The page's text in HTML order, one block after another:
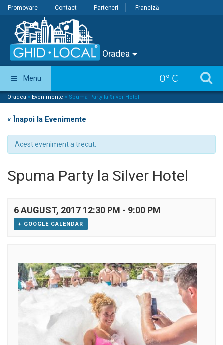
Promovare Contact Parteneri Franciză
Oradea
0° C
Menu
Oradea » Evenimente » Spuma Party la Silver Hotel
« Înapoi la Evenimente
Acest eveniment a trecut.
Spuma Party la Silver Hotel
6 AUGUST, 2017 12:30 PM - 9:00 PM
+ GOOGLE CALENDAR